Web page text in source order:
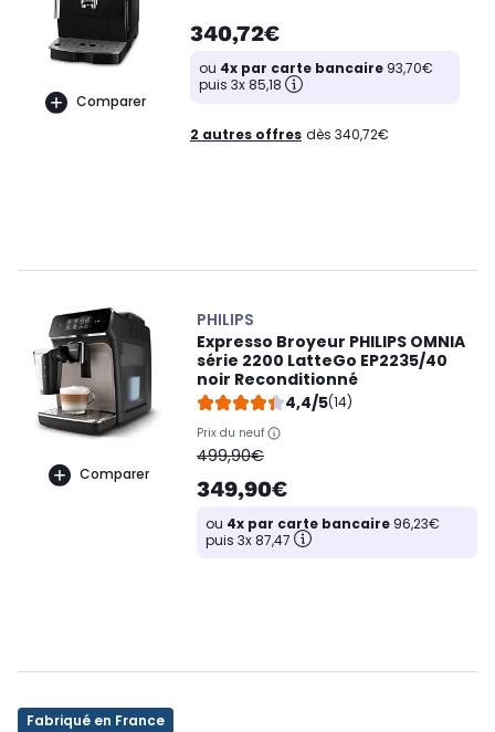
Comparer
340,72€
ou 4x par carte bancaire 93,70€
puis 3x 85,18
2 autres offres dès 340,72€
Comparer
PHILIPS
Expresso Broyeur PHILIPS OMNIA
série 2200 LatteGo EP2235/40
noir Reconditionné
4,4/5(14)
Prix du neuf
oldPrice
499,90€
349,90€
ou 4x par carte bancaire 96,23€
puis 3x 87,47
Fabriqué en France